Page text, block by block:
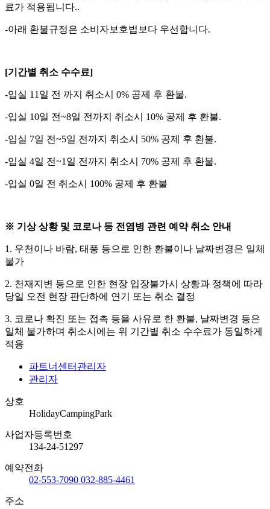
료가 적용됩니다..
-아래 환불규정은 소비자보호법보다 우선합니다.
[기간별 취소 수수료]
-입실 11일 전 까지 취소시 0% 공제 후 환불.
-입실 10일 전~8일 전까지 취소시 10% 공제 후 환불.
-입실 7일 전~5일 전까지 취소시 50% 공제 후 환불.
-입실 4일 전~1일 전까지 취소시 70% 공제 후 환불.
-입실 0일 전 취소시 100% 공제 후 환불
※ 기상 상황 및 코로나 등 전염병 관련 예약 취소 안내
1. 우천이나 바람, 태풍 등으로 인한 환불이나 날짜변경은 일체
불가
2. 천재지변 등으로 인한 현장 입장불가시 상황과 정책에 따라
당일 오전 현장 판단하에 연기 또는 취소 결정
3. 코로나 확진 또는 접촉 등을 사유로 한 환불, 날짜변경 등은
일체 불가하며 취소시에는 위 기간별 취소 수수료가 동일하게
적용
파트너센터관리자
관리자
상호
HolidayCampingPark
사업자등록번호
134-24-51297
예약전화
02-553-7090 032-885-4461
주소